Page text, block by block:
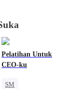
Pelatihan Untuk
CEO-ku
SM